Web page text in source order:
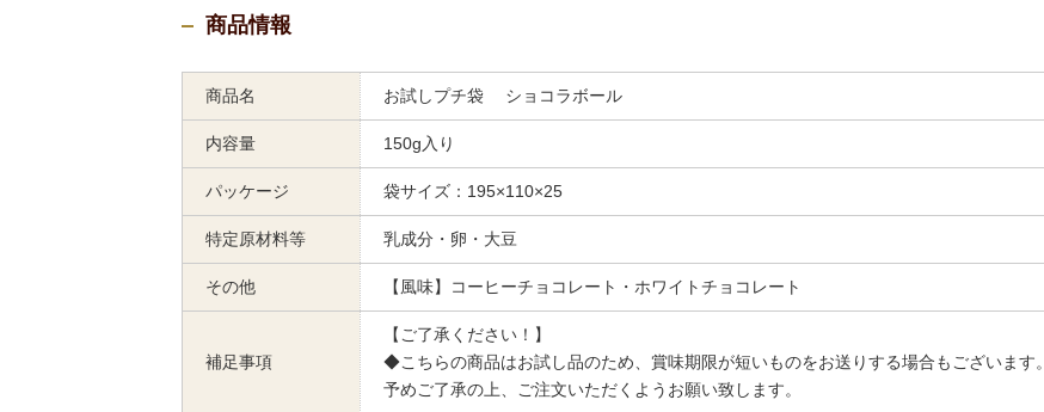
商品情報
商品名 お試しプチ袋 ショコラボール
内容量 150g入り
パッケージ 袋サイズ：195×110×25
特定原材料等 乳成分・卵・大豆
その他 【風味】コーヒーチョコレート・ホワイトチョコレート
補足事項
【ご了承ください！】
◆こちらの商品はお試し品のため、賞味期限が短いものをお送りする場合もございます。
予めご了承の上、ご注文いただくようお願い致します。